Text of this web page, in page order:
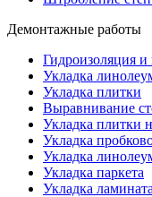
Демонтажные работы
Гидроизоляция
Укладка
Укладка плитки
Выравнивание
Укладка плитки
Укладка
Укладка
Укладка паркета
Укладка ламината